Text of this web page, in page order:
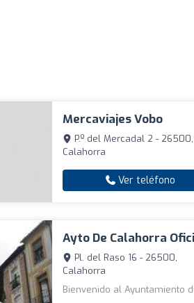
Mercaviajes Vobo
P.º del Mercadal 2 - 26500,
Calahorra
Ver teléfono
Ayto De Calahorra
Pl. del Raso 16 - 26500,
Calahorra
Bienvenido al Ayuntamiento